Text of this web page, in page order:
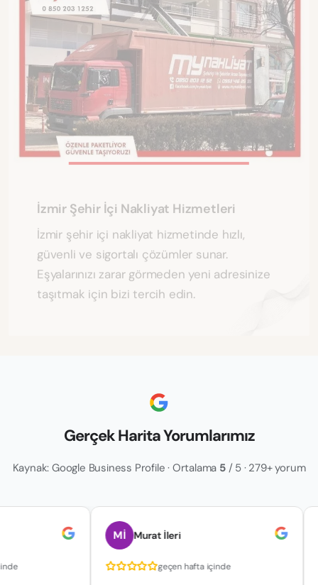
İzmir şehir içi nakliyat hizmetinde hızlı,
güvenli ve sigortalı çözümler sunar.
Eşyalarınızı zarar görmeden yeni adresinize
taşıtmak için bizi tercih edin.
Gerçek Harita Yorumlarımız
Kaynak: Google Business Profile · Ortalama 5/ 5 · 279+ yorum
Mİ Murat İleri
geçen hafta içinde